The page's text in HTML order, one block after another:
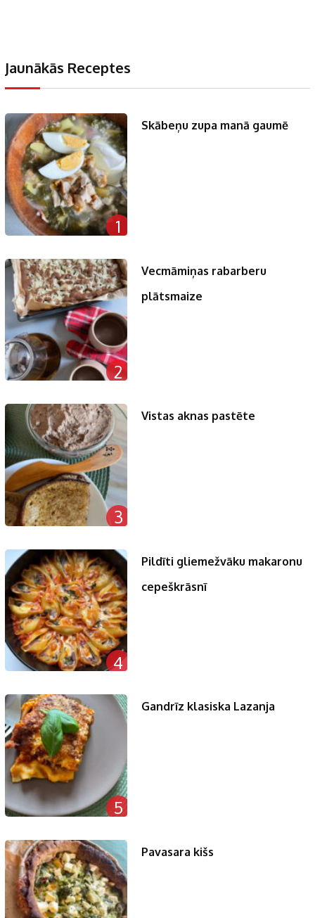
Jaunākās Receptes
1
Skābeņu zupa manā gaumē
2
Vecmāmiņas rabarberu
plātsmaize
3
Vistas aknas pastēte
4
Pildīti gliemežvāku makaronu
cepeškrāsnī
5
Gandrīz klasiska Lazanja
Pavasara kišs